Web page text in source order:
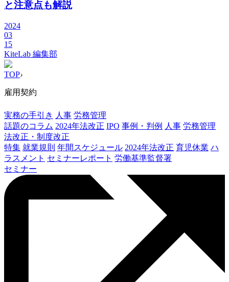
と注意点も解説
2024
03
15
KiteLab 編集部
TOP›
雇用契約
実務の手引き 人事 労務管理
話題のコラム 2024年法改正 IPO 事例・判例 人事 労務管理
法改正・制度改正
特集 就業規則 年間スケジュール 2024年法改正 育児休業 ハ
ラスメント セミナーレポート 労働基準監督署
セミナー